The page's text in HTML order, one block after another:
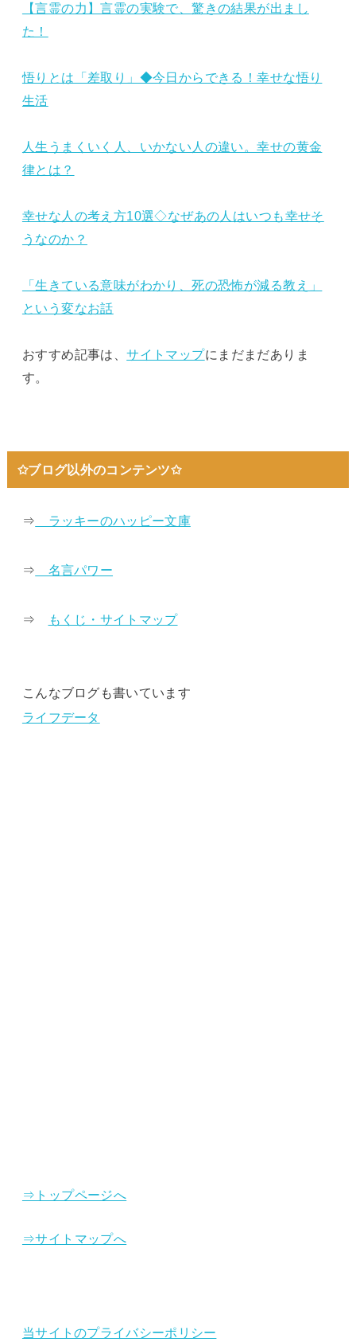
【言霊の力】言霊の実験で、驚きの結果が出まし
た！
悟りとは「差取り」◆今日からできる！幸せな悟り
生活
人生うまくいく人、いかない人の違い。幸せの黄金
律とは？
幸せな人の考え方10選◇なぜあの人はいつも幸せそ
うなのか？
「生きている意味がわかり、死の恐怖が減る教え」
という変なお話
おすすめ記事は、サイトマップにまだまだありま
す。
✩ブログ以外のコンテンツ✩
⇒ ラッキーのハッピー文庫
⇒ 名言パワー
⇒ もくじ・サイトマップ
こんなブログも書いています
ライフデータ
⇒トップページへ
⇒サイトマップへ
当サイトのプライバシーポリシー